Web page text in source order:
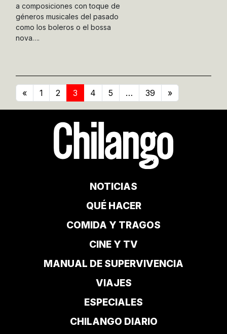
a composiciones con toque de
géneros musicales del pasado
como los boleros o el bossa
nova….
« 1 2 3 4 5 … 39 »
NOTICIAS
QUÉ HACER
COMIDA Y TRAGOS
CINE Y TV
MANUAL DE SUPERVIVENCIA
VIAJES
ESPECIALES
CHILANGO DIARIO